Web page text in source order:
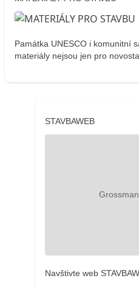
Památka UNESCO i komunitní
materiály nejsou jen pro
STAVBAWEB
Navštivte web